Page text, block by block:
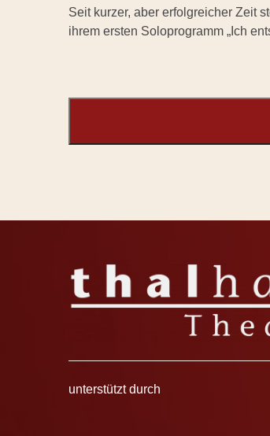
Seit kurzer, aber erfolgreicher Zeit
ihrem ersten Soloprogramm „Ich
unterstützt durch